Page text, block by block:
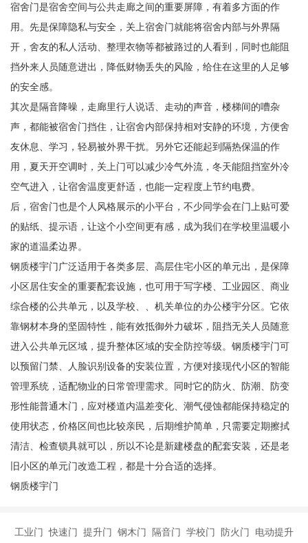
宿舍门是宿舍空间与公共走廊之间的重要屏障，有着多方面的作
用。先是保障隐私与安全，关上宿舍门就能将宿舍内部与外界隔
开，舍友的私人活动、整理衣物等都被路过的人看到，同时也能阻
挡外来人员随意进出，降低财物丢失的风险，给住在这里的人足够
的安全感。
其次是隔音降噪，走廊里行人说话、走动的声音，楼梯间的嘈杂
声，都能被宿舍门挡住，让宿舍内部保持相对安静的环境，方便舍
友休息、学习，轻易被外界干扰。另外它还能起到隔热保温的作
用，夏天开空调时，关上门可以减少冷气外流，冬天能阻挡室外冷
空气进入，让宿舍温度更舒适，也能一定程度上节约电费。
后，宿舍门也是个人风格展示的小平台，不少同学会在门上贴可爱
的贴纸、提示语，让这个小空间更有感，成为我们在学校里温暖小
家的道温柔边界。
钢质楼宇门广泛适用于各类多层、高层住宅小区的单元出，是保障
小区居住安全的重要配套设施，也可用于写字楼、工业园区、商业
综合楼的公共单元，以及学校、、机关单位的办公楼宇分区。它依
靠钢材本身的坚固特性，能有效抵御外力破坏，阻挡无关人员随意
进入公共单元区域，提升整体区域的安全防控等级。钢质楼宇门可
以预留门禁、人脸识别设备的安装位置，方便对接现代小区的智能
管理系统，适配物业的日常管理需求。同时它的防火、防潮、防变
形性能普通木门，应对楼道内温差变化、潮气侵蚀都能保持稳定的
使用状态，价格区间也比较亲民，后期维护简单，只需要定期擦拭
清洁、检查锁具就可以，所以不论是新建楼盘的配套安装，还是老
旧小区的单元门改造工程，都是十分合适的选择。
钢质楼宇门
工业门 快速门 提升门 钢木门 隔音门 学校门 防火门 电动提升